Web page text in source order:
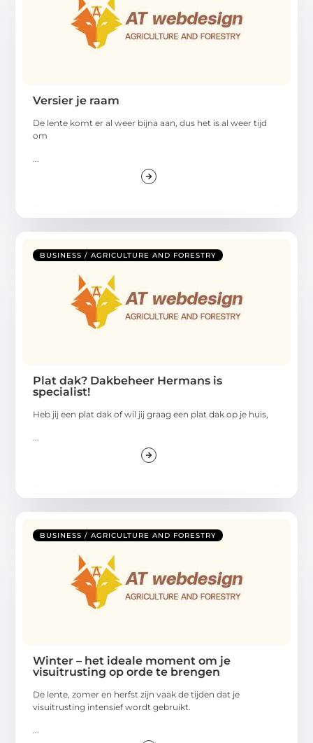
Versier je raam
De lente komt er al weer bijna aan, dus het is al weer tijd
om
BUSINESS / AGRICULTURE AND FORESTRY
Plat dak? Dakbeheer Hermans is
specialist!
Heb jij een plat dak of wil jij graag een plat dak op je huis,
BUSINESS / AGRICULTURE AND FORESTRY
Winter – het ideale moment om je
visuitrusting op orde te brengen
De lente, zomer en herfst zijn vaak de tijden dat je
visuitrusting intensief wordt gebruikt.